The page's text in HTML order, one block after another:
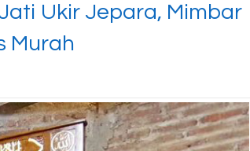
Ukir Jepara, Mimbar
Murah